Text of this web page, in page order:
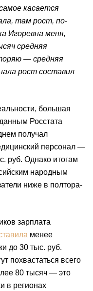
касается
там рост, по-
Игоревна меня,
средняя
— средняя
рост составил
большая
Росстата
получал
персонал —
руб. Однако итогам
народным
ниже в полтора-
зарплата
менее
до 30 тыс. руб.
похвастаться всего
80 тысяч — это
в регионах